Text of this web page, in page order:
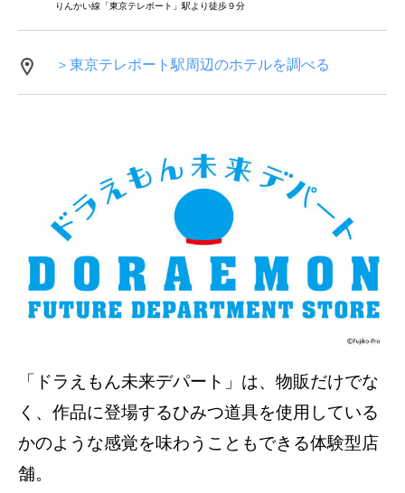
りんかい線「東京テレポート」駅より徒歩９分
＞東京テレポート駅周辺のホテルを調べる
「ドラえもん未来デパート」は、物販だけでな
く、作品に登場するひみつ道具を使用している
かのような感覚を味わうこともできる体験型店
舗。